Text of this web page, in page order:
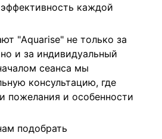
каждой
"Aquarise" не только за
но и за индивидуальный
сеанса мы
консультацию, где
пожелания и особенности
подобрать